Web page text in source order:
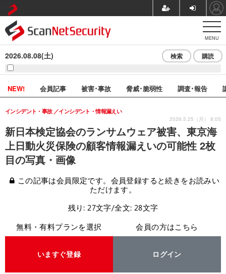
MENU
2026.08.08(土) 検索 購読
NEW! 会員記事 被害･事故 脅威･脆弱性 調査･報告
新日本検定協会のランサムウェア被害、東京海
上日動火災保険の顧客情報漏えいの可能性 2枚
目の写真・画像
インシデント・事故 インシデント・情報漏えい
2026.5.25（月） 8:05
この記事は会員限定です。会員登録すると続きをお読みい
ただけます。
残り: 27文字/全文: 28文字
無料・有料プランを選択
いますぐ登録
会員の方はこちら
ログイン